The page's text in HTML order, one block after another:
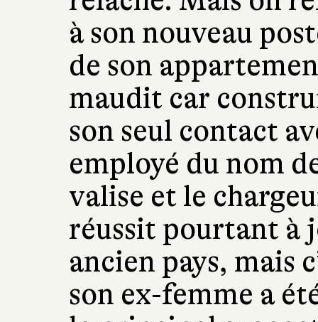
à son nouveau
de son
maudit car
son seul contact
employé du nom
valise et le
réussit pourtant à
ancien pays, mais
son ex-femme a